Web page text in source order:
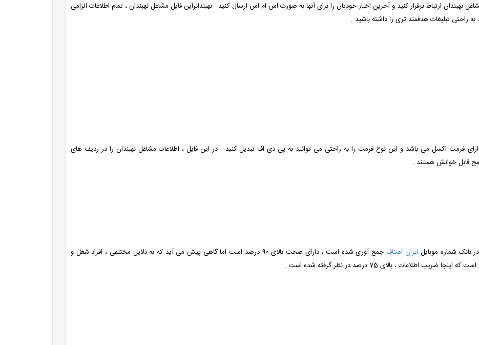
ارتباط برقرار کنید و آخرین اخبار خودتان را برای آنها به صورت اس ام اس ارسال کنید . نهبندانراین فایل مشاغل نهبندان ، تمام اطلاعات الزامی
به راحتی تبلیغات هدفمند تری را داشته باشید .
دارای فرمت اکسل می باشد و این نوع فرمت را به راحتی می توانید به پی دی اف تبدیل کنید . در این فایل ، اطلاعات مشاغل نهبندان را در ردیف های
قابل خوانش هستند .
بانک شماره موبایل ایران اصناف
جمع آوری شده است ، دارای صحت بالای 90 درصد است اما گاهی پیش می آید که به دلایل مختلفی ، افراد شغل و
، بالای 75 درصد در نظر گرفته شده است .